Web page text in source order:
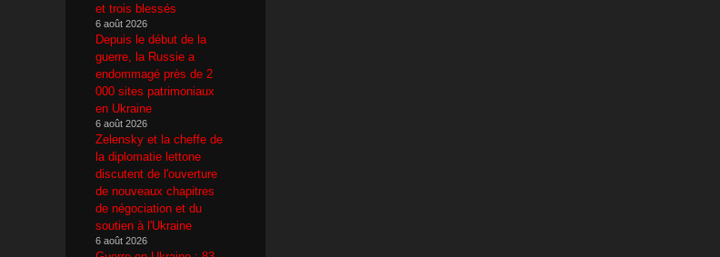
et trois blessés
6 août 2026
Depuis le début de la
guerre, la Russie a
endommagé près de 2
000 sites patrimoniaux
en Ukraine
6 août 2026
Zelensky et la cheffe de
la diplomatie lettone
discutent de l'ouverture
de nouveaux chapitres
de négociation et du
soutien à l'Ukraine
6 août 2026